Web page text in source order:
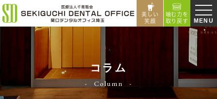
美しい
笑顔
噛む力を
取り戻す
MENU
コラム
Column